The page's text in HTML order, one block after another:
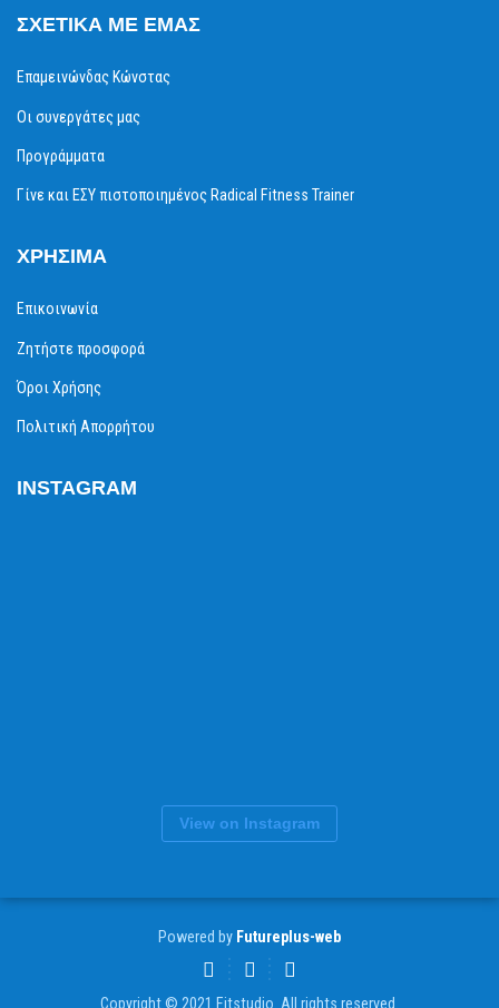
ΣΧΕΤΙΚΆ ΜΕ ΕΜΆΣ
Επαμεινώνδας Κώνστας
Οι συνεργάτες μας
Προγράμματα
Γίνε και ΕΣΥ πιστοποιημένος Radical Fitness Trainer
ΧΡΉΣΙΜΑ
Επικοινωνία
Ζητήστε προσφορά
Όροι Χρήσης
Πολιτική Απορρήτου
INSTAGRAM
View on Instagram
Powered by Futureplus-web
Copyright © 2021 Fitstudio. All rights reserved.